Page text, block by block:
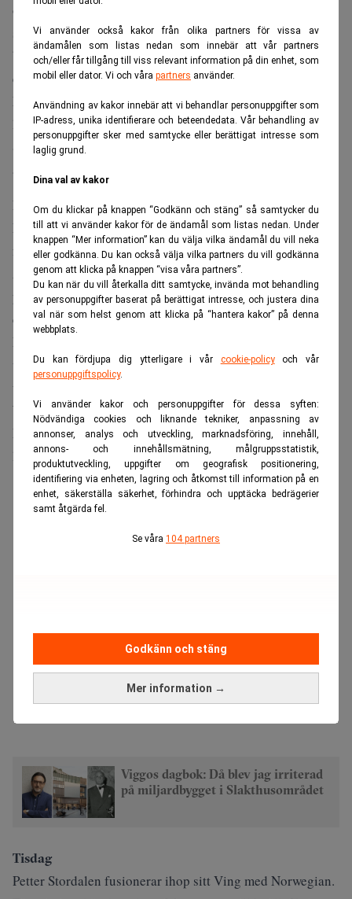
Vi använder också kakor från olika partners för vissa av
ändamålen som listas nedan som innebär att vår partners
och/eller får tillgång till viss relevant information på din enhet, som
mobil eller dator. Vi och våra partners använder.
Användning av kakor innebär att vi behandlar personuppgifter som
IP-adress, unika identifierare och beteendedata. Vår behandling av
personuppgifter sker med samtycke eller berättigat intresse som
laglig grund.
Dina val av kakor
Om du klickar på knappen “Godkänn och stäng” så samtycker du
till att vi använder kakor för de ändamål som listas nedan. Under
knappen “Mer information” kan du välja vilka ändamål du vill neka
eller godkänna. Du kan också välja vilka partners du vill godkänna
genom att klicka på knappen “visa våra partners”.
Du kan när du vill återkalla ditt samtycke, invända mot behandling
av personuppgifter baserat på berättigat intresse, och justera dina
val när som helst genom att klicka på “hantera kakor” på denna
webbplats.
Du kan fördjupa dig ytterligare i vår cookie-policyoch vår
personuppgiftspolicy.
Vi använder kakor och personuppgifter för dessa syften:
Nödvändiga cookies och liknande tekniker, anpassning av
annonser, analys och utveckling, marknadsföring, innehåll,
annons- och innehållsmätning, målgruppsstatistik,
produktutveckling, uppgifter om geografisk positionering,
identifiering via enheten, lagring och åtkomst till information på en
enhet, säkerställa säkerhet, förhindra och upptäcka bedrägerier
samt åtgärda fel.
Se våra 104 partners
Mer information →
Godkänn och stäng
områden utmed Gröna linjen inom kort. Att leva i en
storstad innebär alltså att man lever i ett konstant
byggkaos. Men ändå, jag älskar att bo i Stockholm, som är
en av världens bästa städer. Speciellt på sommaren.
Men som tjänstemannen säger: undvik att köpa hus eller
lägenheter de närmaste tio åren utmed Gröna linjen. Vi i
Sköndal, som helt saknar tunnelbana, kan alltså fortsätta
att cykla till stan precis som tidigare.
Måndag
Möte om vår snusgala. Den närmar sig, men man vet aldrig
förrän den är över om den verkligen blev av.
Äter lunch medDavid Ingnäspå Riche. Alltid ett
privilegium att få samtala med en så smart
ekonomiskribent. Vi skvallrar om högt och lågt.
Därefter kommer
verkar inte helt ointresserad av att göra den stora
upplevelsegalan med mig, Emmelie Johansson och Perfect
Weekend. Vi vill utvecklaPerfect Weekend Awardsoch
Dagens PS Hospitality Event till något större. Men det är
långt kvar. Som med alla stora planer.
ANNONS
Viggos dagbok: Då blev jag irriterad
på miljardbygget i Slakthusområdet
Tisdag
Petter Stordalen fusionerar ihop sitt Ving med Norwegian.